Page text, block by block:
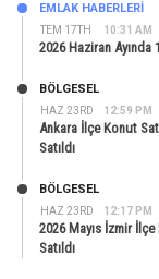
TEM 17TH 10:31 AM
EMLAK HABERLERI
2026 Haziran Ayında
HAZ 23RD 12:59 PM
BÖLGESEL
Ankara İlçe Konut
Satıldı
HAZ 23RD 12:17 PM
BÖLGESEL
2026 Mayıs İzmir İlçe
Satıldı